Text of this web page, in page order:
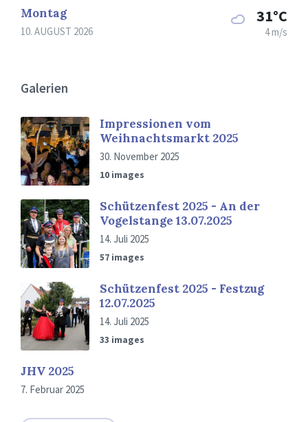
Montag
10. AUGUST 2026
31°C
4 m/s
Galerien
Impressionen vom
Weihnachtsmarkt 2025
30. November 2025
10 images
Schützenfest 2025 - An der
Vogelstange 13.07.2025
14. Juli 2025
57 images
Schützenfest 2025 - Festzug
12.07.2025
14. Juli 2025
33 images
JHV 2025
7. Februar 2025